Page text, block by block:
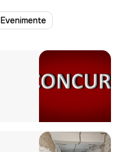
Evenimente